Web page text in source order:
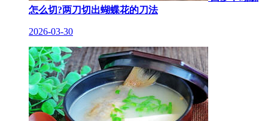
怎么切?两刀切出蝴蝶花的刀法
2026-03-30